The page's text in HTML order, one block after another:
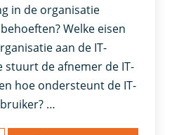
in de organisatie
Welke eisen
aan de IT-
stuurt de afnemer de IT-
hoe ondersteunt de IT-
…